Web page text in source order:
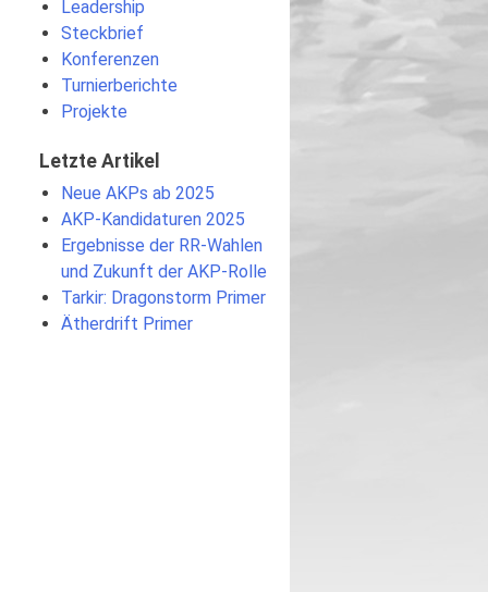
Leadership
Steckbrief
Konferenzen
Turnierberichte
Projekte
Letzte Artikel
Neue AKPs ab 2025
AKP-Kandidaturen 2025
Ergebnisse der RR-Wahlen
und Zukunft der AKP-Rolle
Tarkir: Dragonstorm Primer
Ätherdrift Primer